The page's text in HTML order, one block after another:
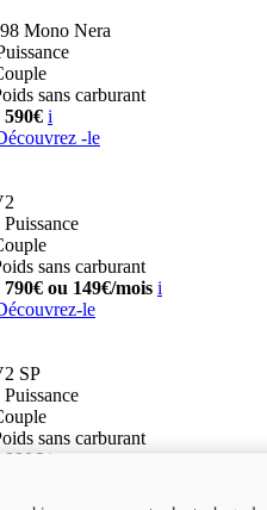
Mono Nera
sans carburant
i
-le
Puissance
sans carburant
ou 149€/mois i
le
SP
Puissance
sans carburant
i